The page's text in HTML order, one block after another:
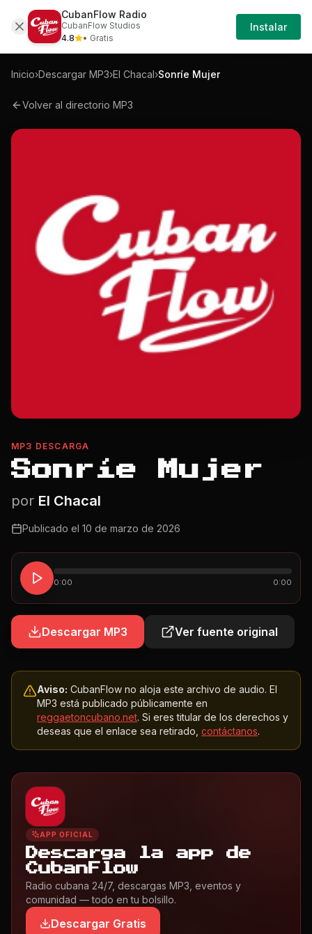
Mp3 El-chacal-sonrie-mujer-mp3
Iniciar
Sesión
Inicio›Descargar MP3›El Chacal›Sonríe Mujer
Volver al directorio MP3
MP3 DESCARGA
Sonríe Mujer
por El Chacal
Publicado el 10 de marzo de 2026
0:00 0:00
Descargar MP3 Ver fuente original
Aviso: CubanFlow no aloja este archivo de audio. El
MP3 está publicado públicamente en
reggaetoncubano.net. Si eres titular de los derechos y
deseas que el enlace sea retirado, contáctanos.
APP OFICIAL
Descarga la app de
CubanFlow
Radio cubana 24/7, descargas MP3, eventos y
comunidad — todo en tu bolsillo.
Descargar Gratis
CubanFlow Radio
CubanFlow Studios
4.8
• Gratis
Instalar